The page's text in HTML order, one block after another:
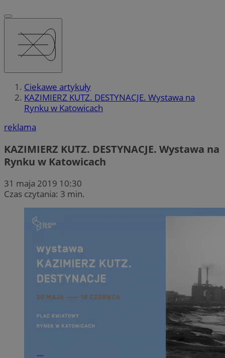
Ciekawe artykuły
KAZIMIERZ KUTZ. DESTYNACJE. Wystawa na
Rynku w Katowicach
reklama
KAZIMIERZ KUTZ. DESTYNACJE. Wystawa na
Rynku w Katowicach
31 maja 2019 10:30
Czas czytania: 3 min.